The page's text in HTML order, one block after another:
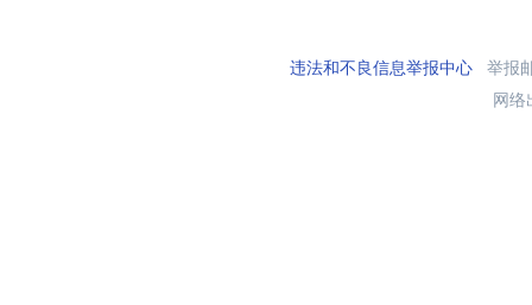
违法和不良信息举报中心举报
网